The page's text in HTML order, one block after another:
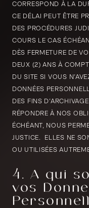
CORRESPOND À LA
CE DÉLAI PEUT ÊTRE
DES PROCÉDURES
COURS LE CAS
DÈS FERMETURE DE
DEUX (2) ANS À
DU SITE SI VOUS
DONNÉES
DES FINS
RÉPONDRE À NOS
ÉCHÉANT, NOUS
JUSTICE. ELLES NE
OU UTILISÉES
4. A qui
vos